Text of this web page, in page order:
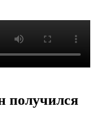
получился